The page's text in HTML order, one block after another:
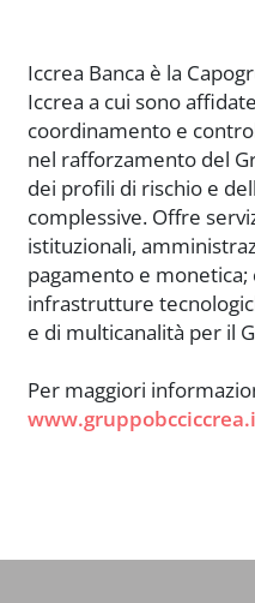
Iccrea Banca è la
Iccrea a cui sono
coordinamento e
nel rafforzamento del
dei profili di rischio e
complessive. Offre
istituzionali,
pagamento e
infrastrutture
e di multicanalità per il
Per maggiori